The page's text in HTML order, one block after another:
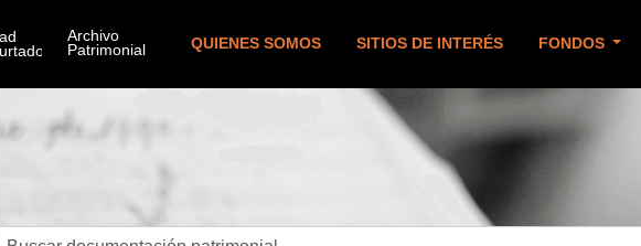
QUIENES SOMOS SITIOS DE INTERÉS FONDOS